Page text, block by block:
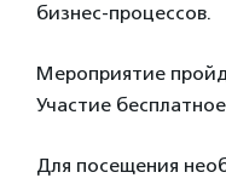
бизнес-процессов.
Мероприятие
Участие
Для посещения